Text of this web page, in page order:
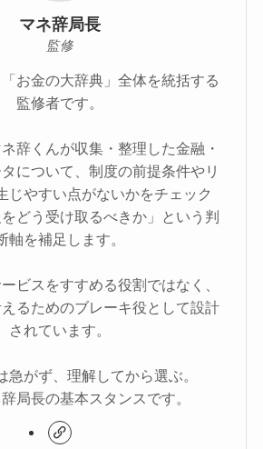
マネ辞局長
監修
お金の大辞典」全体を統括する
監修者です。
辞くんが収集・整理した金融・
について、制度の前提条件やリ
じやすい点がないかをチェック
どう受け取るべきか」という判
軸を補足します。
ビスをすすめる役割ではなく、
るためのブレーキ役として設計
されています。
急がず、理解してから選ぶ。
局長の基本スタンスです。